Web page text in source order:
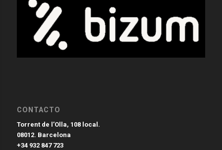
CONTACTO
Torrent de l’Olla, 108 local.
08012. Barcelona
+34 932 847 723